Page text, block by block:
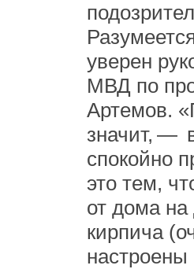
уверен
МВД по
Артемов.
значит, —
спокойно
это тем,
от дома на
кирпича
настроены